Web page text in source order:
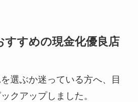
すすめの現金化優良店
選ぶか迷っている方へ、目
クアップしました。